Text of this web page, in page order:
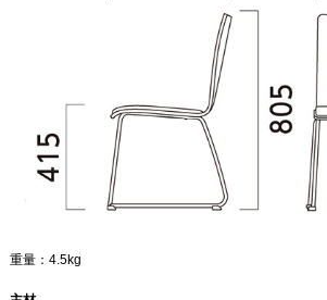
重量：4.5kg